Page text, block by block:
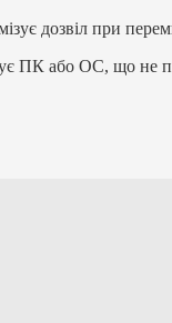
дозвіл при
ПК або ОС, що не